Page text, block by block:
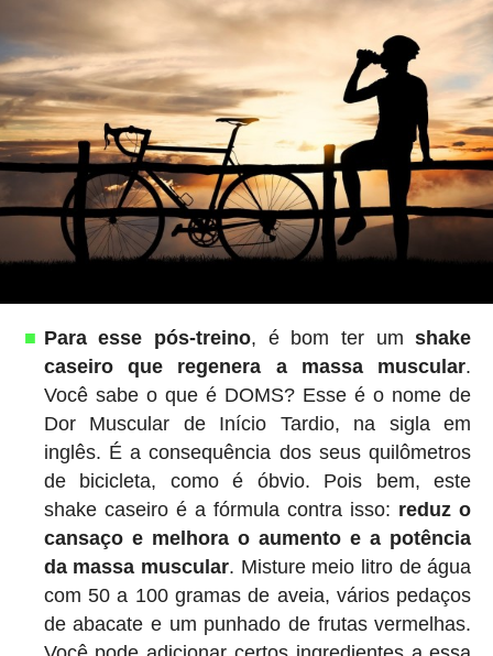
Para esse pós-treino, é bom ter umshake
caseiro que regenera a massa muscular.
Você sabe o que é DOMS? Esse é o nome de
Dor Muscular de Início Tardio, na sigla em
inglês. É a consequência dos seus quilômetros
de bicicleta, como é óbvio. Pois bem, este
shake caseiro é a fórmula contra isso: reduz o
cansaço e melhora o aumento e a potência
da massa muscular. Misture meio litro de água
com 50 a 100 gramas de aveia, vários pedaços
de abacate e um punhado de frutas vermelhas.